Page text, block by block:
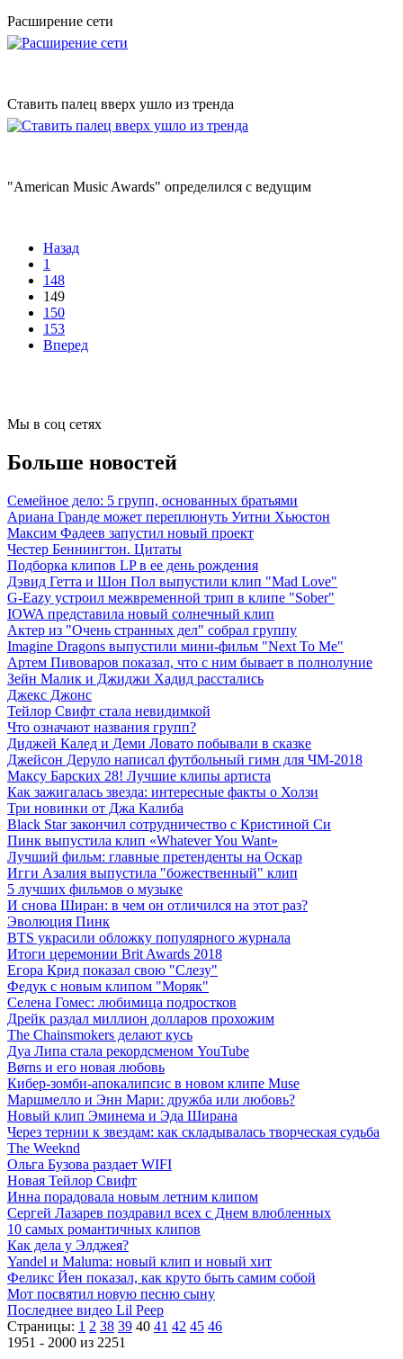
Расширение сети
Ставить палец вверх ушло из тренда
"American Music Awards" определился с ведущим
Назад
1
148
149
150
153
Вперед
Мы в соц сетях
Больше новостей
Семейное дело: 5 групп, основанных братьями
Ариана Гранде может переплюнуть Уитни Хьюстон
Максим Фадеев запустил новый проект
Честер Беннингтон. Цитаты
Подборка клипов LP в ее день рождения
Дэвид Гетта и Шон Пол выпустили клип "Mad Love"
G-Eazy устроил межвременной трип в клипе "Sober"
IOWA представила новый солнечный клип
Актер из "Очень странных дел" собрал группу
Imagine Dragons выпустили мини-фильм "Next To Me"
Артем Пивоваров показал, что с ним бывает в полнолуние
Зейн Малик и Джиджи Хадид расстались
Джекс Джонс
Тейлор Свифт стала невидимкой
Что означают названия групп?
Диджей Калед и Деми Ловато побывали в сказке
Джейсон Деруло написал футбольный гимн для ЧМ-2018
Максу Барских 28! Лучшие клипы артиста
Как зажигалась звезда: интересные факты о Холзи
Три новинки от Джа Калиба
Black Star закончил сотрудничество с Кристиной Си
Пинк выпустила клип «Whatever You Want»
Лучший фильм: главные претенденты на Оскар
Игги Азалия выпустила "божественный" клип
5 лучших фильмов о музыке
И снова Ширан: в чем он отличился на этот раз?
Эволюция Пинк
BTS украсили обложку популярного журнала
Итоги церемонии Brit Awards 2018
Егора Крид показал свою "Слезу"
Федук с новым клипом "Моряк"
Селена Гомес: любимица подростков
Дрейк раздал миллион долларов прохожим
The Chainsmokers делают кусь
Дуа Липа стала рекордсменом YouTube
Børns и его новая любовь
Кибер-зомби-апокалипсис в новом клипе Muse
Маршмелло и Энн Мари: дружба или любовь?
Новый клип Эминема и Эда Ширана
Через тернии к звездам: как складывалась творческая судьба
The Weeknd
Ольга Бузова раздает WIFI
Новая Тейлор Свифт
Инна порадовала новым летним клипом
Сергей Лазарев поздравил всех с Днем влюбленных
10 самых романтичных клипов
Как дела у Элджея?
Yandel и Maluma: новый клип и новый хит
Феликс Йен показал, как круто быть самим собой
Мот посвятил новую песню сыну
Последнее видео Lil Peep
Страницы: 1 2 38 39 40 41 42 45 46
1951 - 2000 из 2251